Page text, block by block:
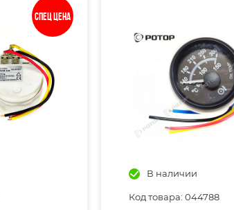
Спец цена
В наличии
Код товара: 044788